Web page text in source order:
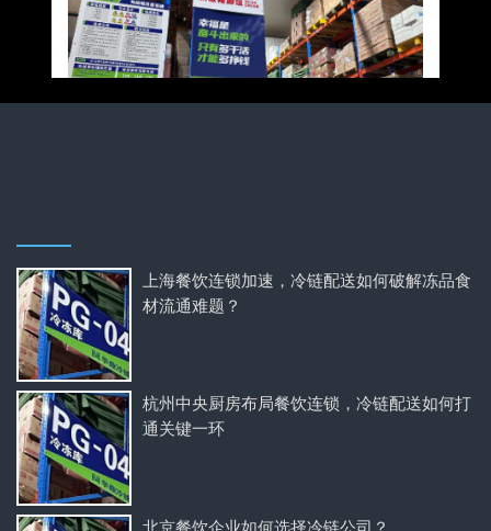
上海餐饮连锁加速，冷链配送如何破解冻品食
材流通难题？
杭州中央厨房布局餐饮连锁，冷链配送如何打
通关键一环
北京餐饮企业如何选择冷链公司？